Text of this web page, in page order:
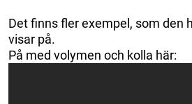
Det finns fler exempel, som den
visar på.
På med volymen och kolla här: